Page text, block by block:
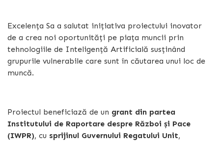
Excelența Sa a salutat inițiativa proiectului inovator
de a crea noi oportunități pe piața muncii prin
tehnologiile de Inteligență Artificială susținând
grupurile vulnerabile care sunt în căutarea unui loc de
muncă.
Proiectul beneficiază de un grant din partea
Institutului de Raportare despre Război și Pace
(IWPR), cu sprijinul Guvernului Regatului Unit,